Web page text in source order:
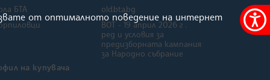
Меню
БТА
old.bta.bg
ВОТ - 19 април 2026 г .
ред и условия за
предизборната кампания
за Народно събрание
на купувача
от оптималното поведение на интернет